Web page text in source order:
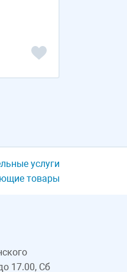
услуги
товары
17.00, Сб